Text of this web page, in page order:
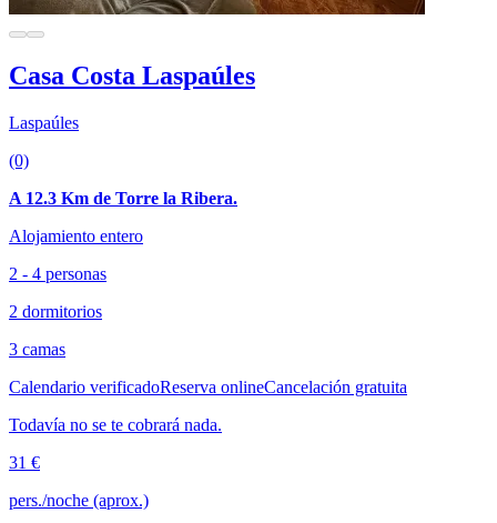
Casa Costa Laspaúles
Laspaúles
(0)
A 12.3 Km de Torre la Ribera.
Alojamiento entero
2 - 4 personas
2 dormitorios
3 camas
Calendario verificadoReserva onlineCancelación gratuita
Todavía no se te cobrará nada.
31 €
pers./noche (aprox.)